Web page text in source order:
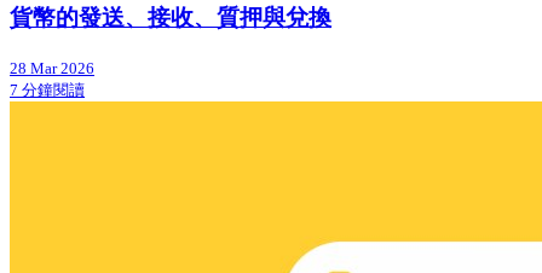
貨幣的發送、接收、質押與兌換
28 Mar 2026
7 分鐘閱讀